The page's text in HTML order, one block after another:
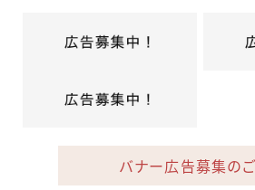
バナー広告募集の